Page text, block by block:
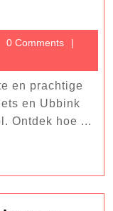
0 Comments
en prachtige
en Ubbink
Ontdek hoe ...